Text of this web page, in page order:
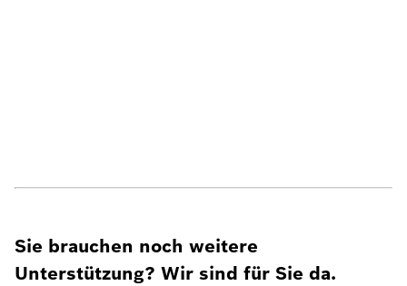
Sie brauchen noch weitere
Unterstützung? Wir sind für Sie da.